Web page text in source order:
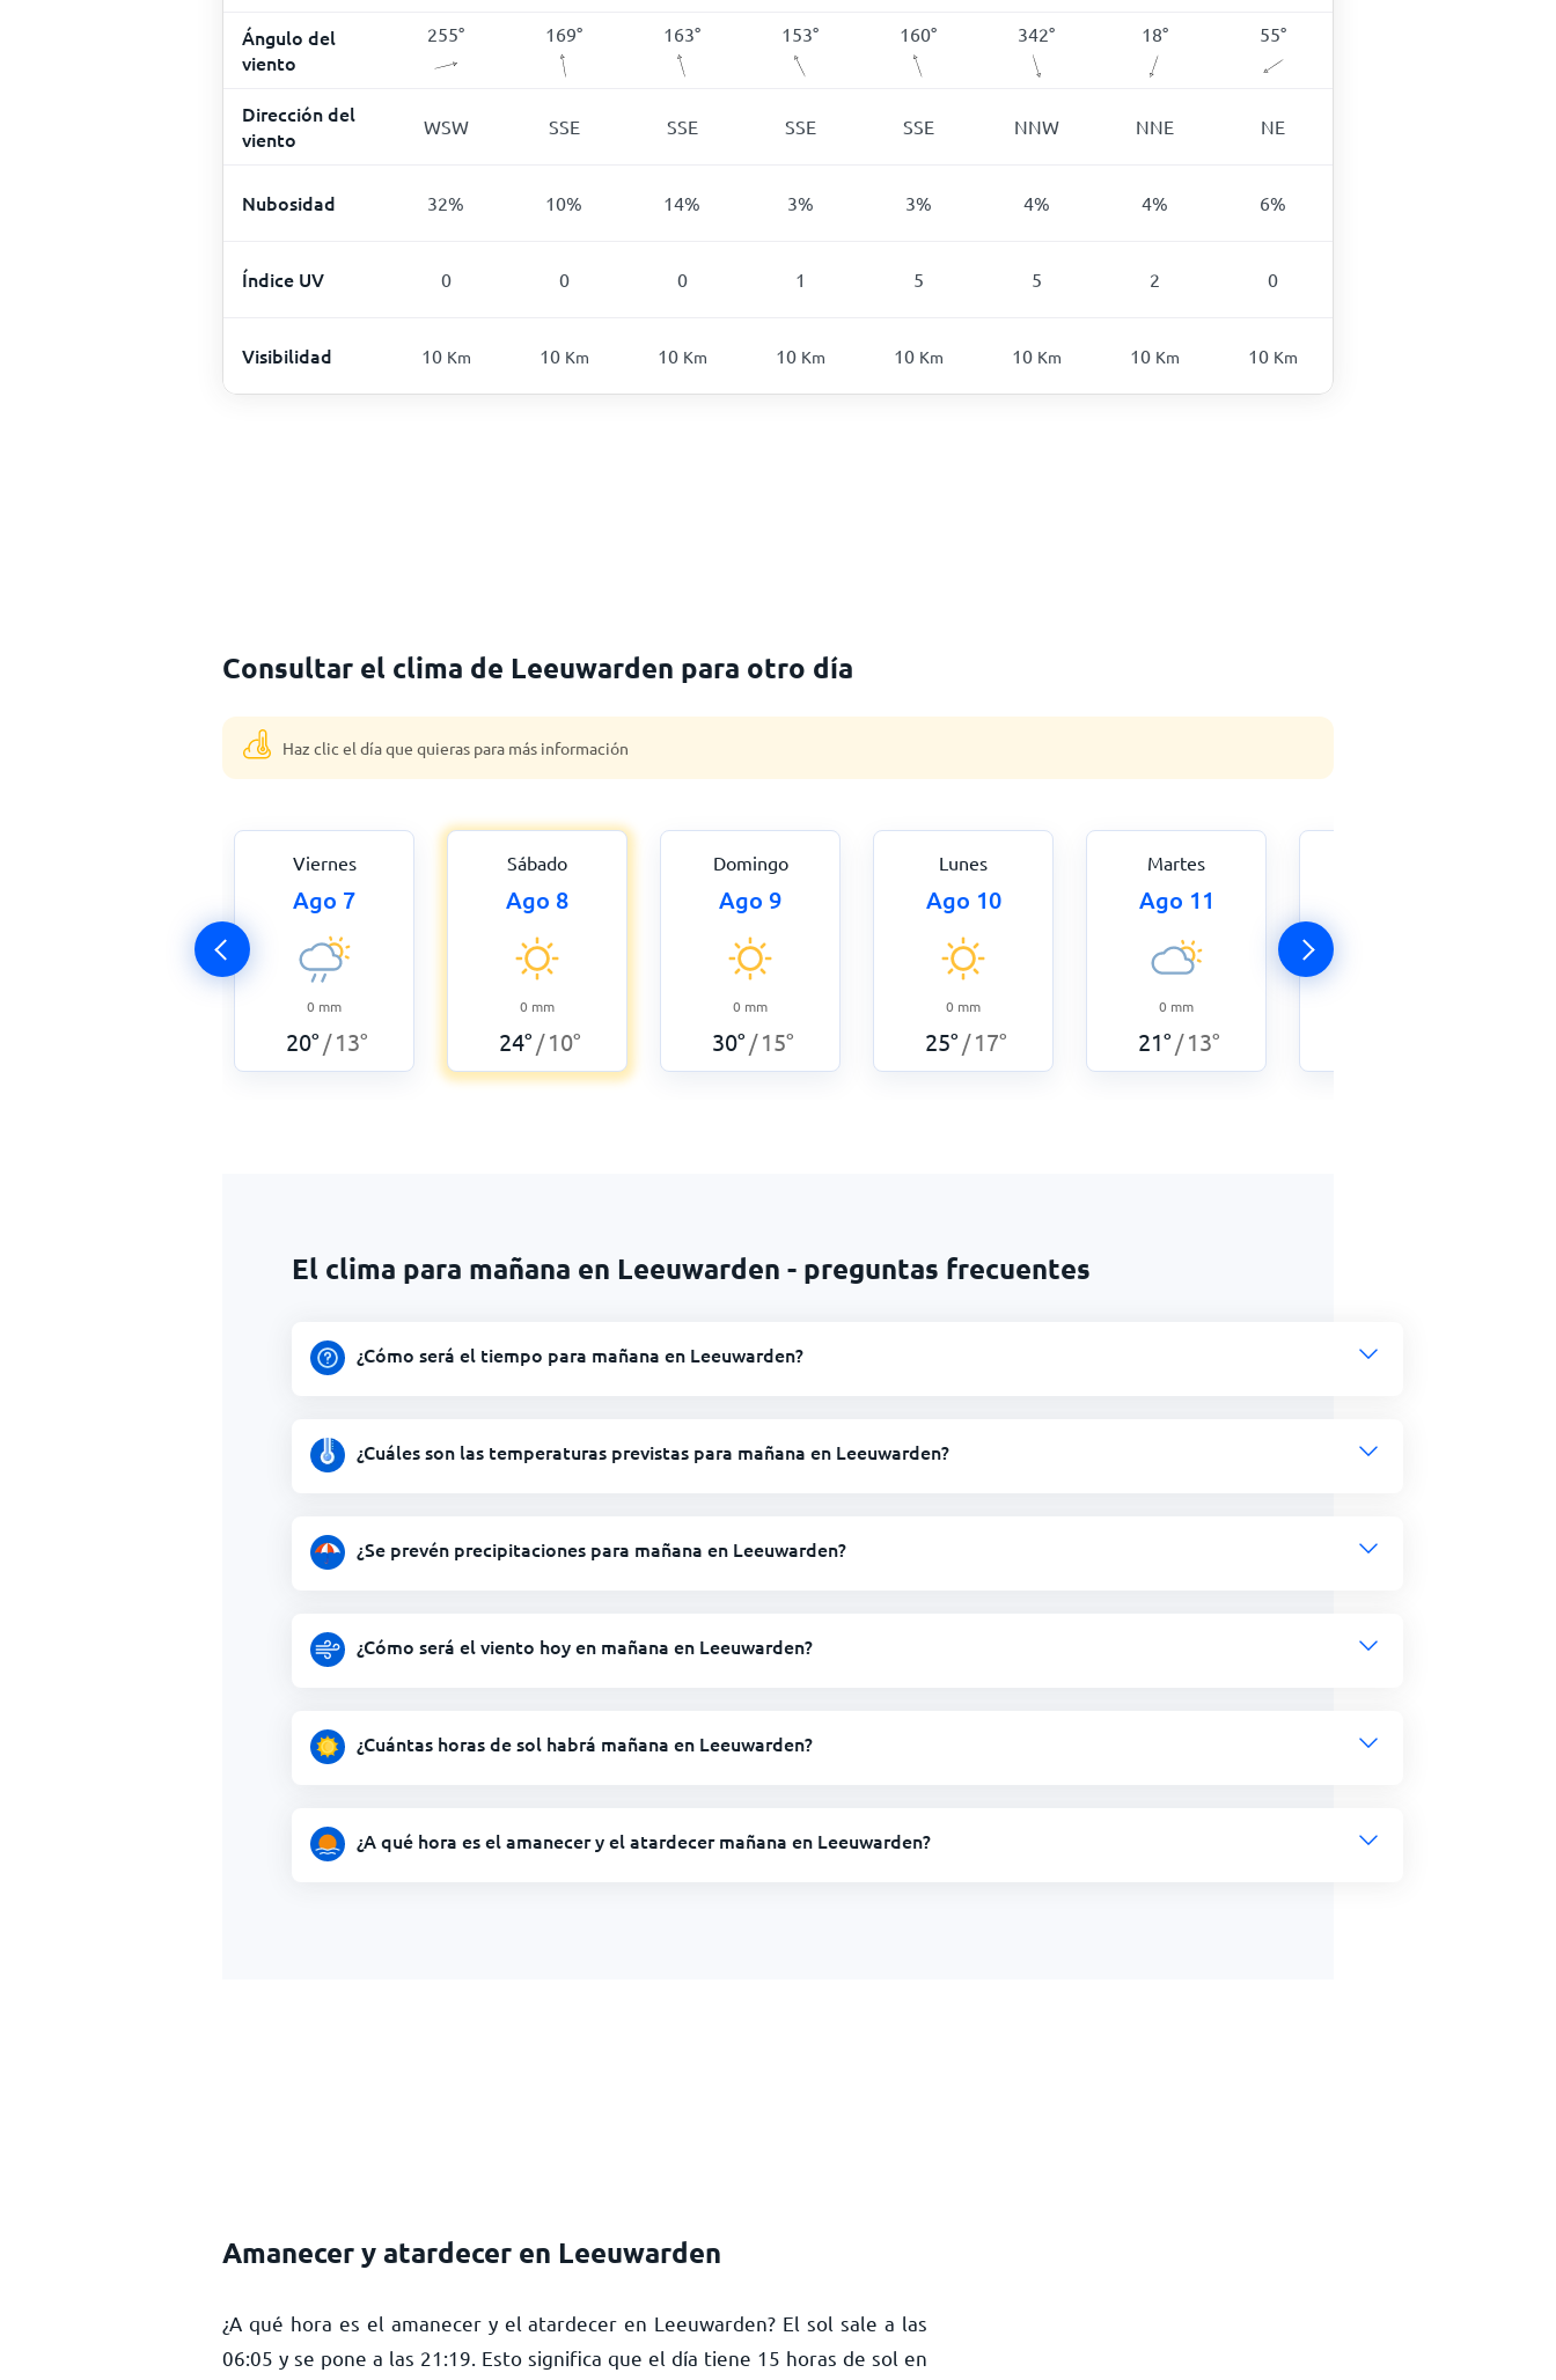
Ángulo del
viento
255° 169° 163° 153° 160° 342° 18° 55°
Dirección del
viento
WSW SSE SSE SSE SSE NNW NNE NE
Nubosidad 32% 10% 14% 3% 3% 4% 4% 6%
Índice UV 0 0 0 1 5 5 2 0
Visibilidad 10 Km 10 Km 10 Km 10 Km 10 Km 10 Km 10 Km 10 Km
Consultar el clima de Leeuwarden para otro día
Haz clic el día que quieras para más información
Viernes
Ago 7
0 mm
20° / 13°
Sábado
Ago 8
0 mm
24° / 10°
Domingo
Ago 9
0 mm
30° / 15°
Lunes
Ago 10
0 mm
25° / 17°
Martes
Ago 11
0 mm
21° / 13°
El clima para mañana en Leeuwarden - preguntas frecuentes
¿Cómo será el tiempo para mañana en Leeuwarden?
¿Cuáles son las temperaturas previstas para mañana en Leeuwarden?
¿Se prevén precipitaciones para mañana en Leeuwarden?
¿Cómo será el viento hoy en mañana en Leeuwarden?
¿Cuántas horas de sol habrá mañana en Leeuwarden?
¿A qué hora es el amanecer y el atardecer mañana en Leeuwarden?
Amanecer y atardecer en Leeuwarden
¿A qué hora es el amanecer y el atardecer en Leeuwarden? El sol sale a las
06:05 y se pone a las 21:19 . Esto significa que el día tiene 15 horas de sol en